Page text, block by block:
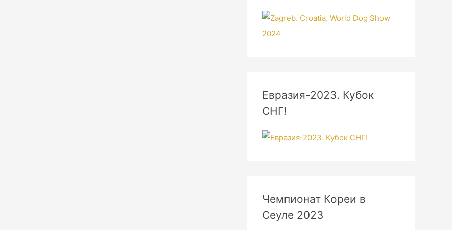
Евразия-2023. Кубок
СНГ!
Чемпионат Кореи в
Сеуле 2023